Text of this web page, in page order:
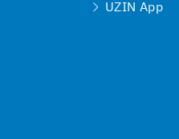
UZIN App